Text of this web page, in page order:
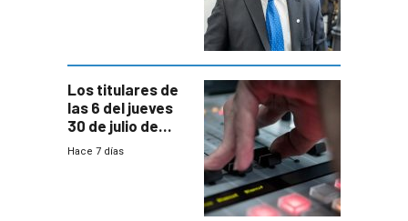
Los titulares de
las 6 del jueves
30 de julio de
2026
Hace 7 días